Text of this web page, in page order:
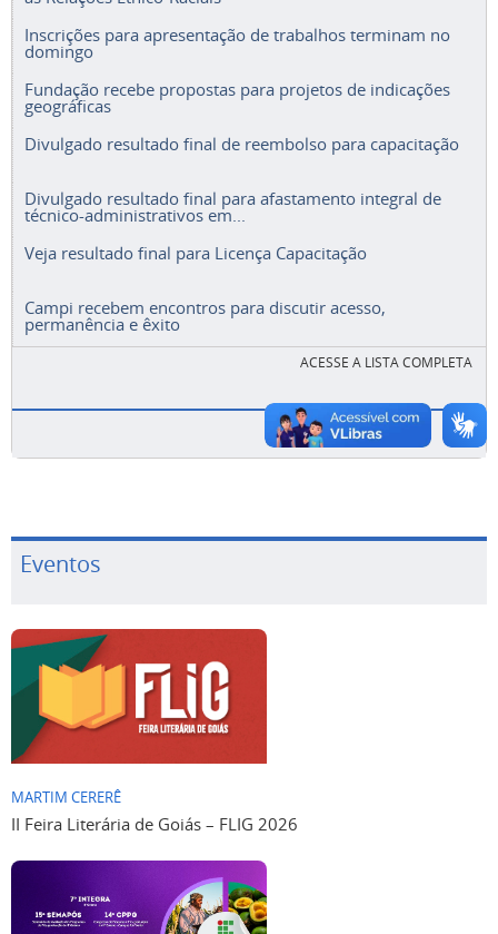
Inscrições para apresentação de trabalhos terminam no
domingo
Fundação recebe propostas para projetos de indicações
geográficas
Divulgado resultado final de reembolso para capacitação
técnico-administrativos em...
permanência e êxito
Eventos
II Feira Literária de Goiás – FLIG 2026